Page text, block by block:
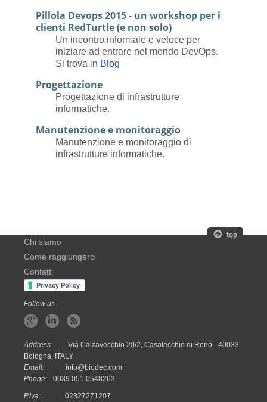
Pillola Devops 2015 - un workshop per i
clienti RedTurtle (e non solo)
Un incontro informale e veloce per
iniziare ad entrare nel mondo DevOps.
Si trova in Blog
Progettazione
Progettazione di infrastrutture
informatiche.
Manutenzione e monitoraggio
Manutenzione e monitoraggio di
infrastrutture informatiche.
Chi siamo
Come raggiungerci
Contatti
Follow us
Address:
Via Calzavecchio 20/2, Casalecchio di Reno - 40033
Bologna, ITALY
Email:
info@biodec.com
Phone:
0039 051 0548263
P.Iva: 02327271207